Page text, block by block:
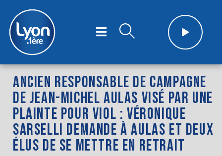
ANCIEN RESPONSABLE DE CAMPAGNE
DE JEAN-MICHEL AULAS VISÉ PAR UNE
PLAINTE POUR VIOL : VÉRONIQUE
SARSELLI DEMANDE À AULAS ET DEUX
ÉLUS DE SE METTRE EN RETRAIT